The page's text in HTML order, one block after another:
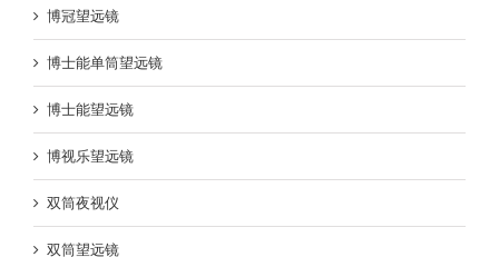
博冠望远镜
博士能单筒望远镜
博士能望远镜
博视乐望远镜
双筒夜视仪
双筒望远镜